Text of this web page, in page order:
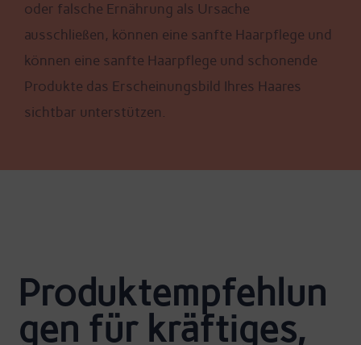
oder falsche Ernährung als Ursache
ausschließen, können eine sanfte Haarpflege und
können eine sanfte Haarpflege und schonende
Produkte das Erscheinungsbild Ihres Haares
sichtbar unterstützen.
Produktempfehlun
gen für kräftiges,